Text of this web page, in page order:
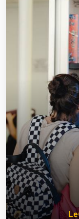
Le